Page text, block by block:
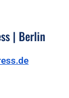
| Berlin